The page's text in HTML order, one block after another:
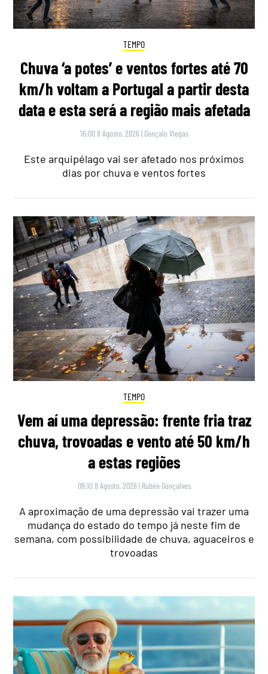
TEMPO
Chuva ‘a potes’ e ventos fortes até 70
km/h voltam a Portugal a partir desta
data e esta será a região mais afetada
16:00 8 Agosto, 2026 | Gonçalo Viegas
Este arquipélago vai ser afetado nos próximos
dias por chuva e ventos fortes
TEMPO
Vem aí uma depressão: frente fria traz
chuva, trovoadas e vento até 50 km/h
a estas regiões
09:10 8 Agosto, 2026 | Rubén Gonçalves
A aproximação de uma depressão vai trazer uma
mudança do estado do tempo já neste fim de
semana, com possibilidade de chuva, aguaceiros e
trovoadas